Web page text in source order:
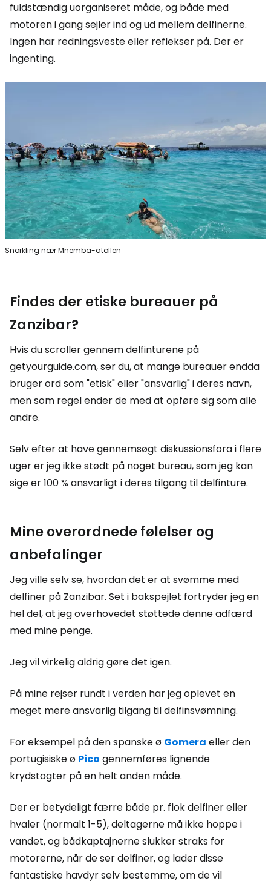
fuldstændig uorganiseret måde, og både med
motoren i gang sejler ind og ud mellem delfinerne.
Ingen har redningsveste eller reflekser på. Der er
ingenting.
Snorkling nær Mnemba-atollen
Findes der etiske bureauer på
Zanzibar?
Hvis du scroller gennem delfinturene på
getyourguide.com, ser du, at mange bureauer endda
bruger ord som "etisk" eller "ansvarlig" i deres navn,
men som regel ender de med at opføre sig som alle
andre.
Selv efter at have gennemsøgt diskussionsfora i flere
uger er jeg ikke stødt på noget bureau, som jeg kan
sige er 100 % ansvarligt i deres tilgang til delfinture.
Mine overordnede følelser og
anbefalinger
Jeg ville selv se, hvordan det er at svømme med
delfiner på Zanzibar. Set i bakspejlet fortryder jeg en
hel del, at jeg overhovedet støttede denne adfærd
med mine penge.
Jeg vil virkelig aldrig gøre det igen.
På mine rejser rundt i verden har jeg oplevet en
meget mere ansvarlig tilgang til delfinsvømning.
For eksempel på den spanske ø Gomera eller den
portugisiske ø Pico gennemføres lignende
krydstogter på en helt anden måde.
Der er betydeligt færre både pr. flok delfiner eller
hvaler (normalt 1-5), deltagerne må ikke hoppe i
vandet, og bådkaptajnerne slukker straks for
motorerne, når de ser delfiner, og lader disse
fantastiske havdyr selv bestemme, om de vil